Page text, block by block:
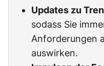
Updates zu
sodass Sie
Anforderungen
auswirken.